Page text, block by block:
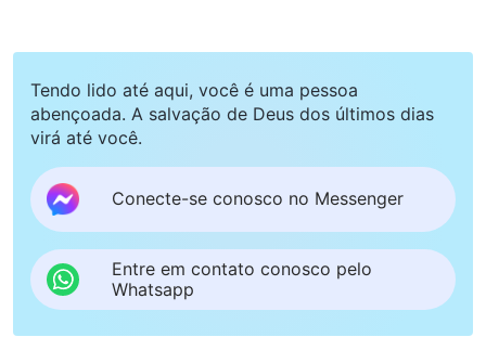
Tendo lido até aqui, você é uma pessoa
abençoada. A salvação de Deus dos últimos dias
virá até você.
Conecte-se conosco no Messenger
Entre em contato conosco pelo
Whatsapp